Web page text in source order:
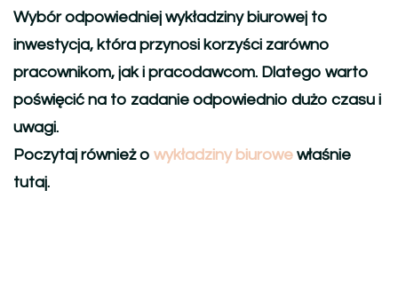
Wybór odpowiedniej wykładziny biurowej to
inwestycja, która przynosi korzyści zarówno
pracownikom, jak i pracodawcom. Dlatego warto
poświęcić na to zadanie odpowiednio dużo czasu i
uwagi.
Poczytaj również o wykładziny biurowe właśnie
tutaj.